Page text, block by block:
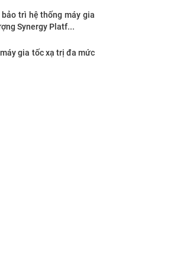
trì hệ thống máy gia
Synergy Platf...
gia tốc xạ trị đa mức